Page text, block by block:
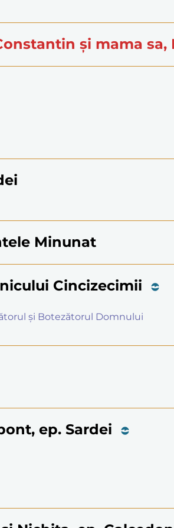
și mama sa,
Minunat
Cincizecimii
și Botezătorul Domnului
ep. Sardei